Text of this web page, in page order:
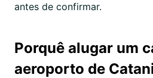
antes de confirmar.
Porquê alugar um
aeroporto de